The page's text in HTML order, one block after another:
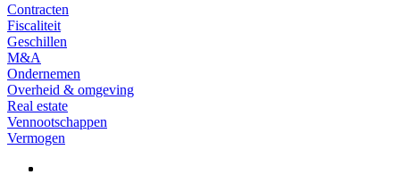
Contracten
Fiscaliteit
Geschillen
M&A
Ondernemen
Overheid & omgeving
Real estate
Vennootschappen
Vermogen